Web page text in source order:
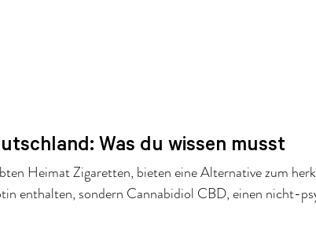
Was du wissen musst
Heimat Zigaretten, bieten eine Alternative zum
enthalten, sondern Cannabidiol CBD, einen nicht-